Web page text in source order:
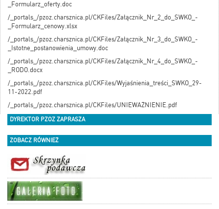
_Formularz_oferty.doc
/_portals_/pzoz.charsznica.pl/CKFiles/Załącznik_Nr_2_do_SWKO_-
_Formularz_cenowy.xlsx
/_portals_/pzoz.charsznica.pl/CKFiles/Załącznik_Nr_3_do_SWKO_-
_Istotne_postanowienia_umowy.doc
/_portals_/pzoz.charsznica.pl/CKFiles/Załącznik_Nr_4_do_SWKO_-
_RODO.docx
/_portals_/pzoz.charsznica.pl/CKFiles/Wyjaśnienia_treści_SWKO_29-
11-2022.pdf
/_portals_/pzoz.charsznica.pl/CKFiles/UNIEWAŻNIENIE.pdf
DYREKTOR PZOZ ZAPRASZA
ZOBACZ RÓWNIEŻ